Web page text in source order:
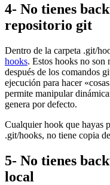
4- No tienes
repositorio git
Dentro de la carpeta .git/
hooks. Estos hooks no son
después de los comandos
ejecución para hacer
permite manipular
genera por defecto.
Cualquier hook que hayas
.git/hooks, no tiene copia
5- No tienes
local